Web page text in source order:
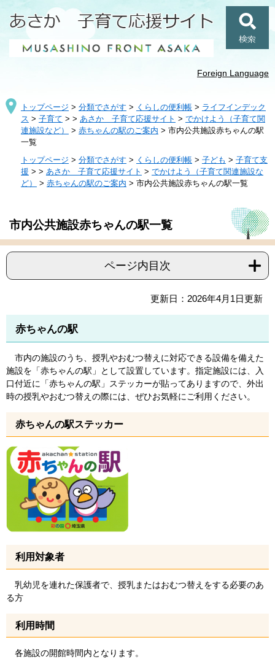
。
て
Foreign Language
トップページ > 分類でさがす > くらしの便利帳 > ライフインデック
ス > 子育て > > あさか 子育て応援サイト > でかけよう（子育て関
連施設など）
> 赤ちゃんの駅のご案内 > 市内公共施設赤ちゃんの駅
一覧
トップページ > 分類でさがす > くらしの便利帳 > 子ども > 子育て支
援 > > あさか 子育て応援サイト > でかけよう（子育て関連施設な
ど）
> 赤ちゃんの駅のご案内 > 市内公共施設赤ちゃんの駅一覧
市内公共施設赤ちゃんの駅一覧
ページ内目次
更新日：2026年4月1日更新
赤ちゃんの駅
市内の施設のうち、授乳やおむつ替えに対応できる設備を備えた
施設を「赤ちゃんの駅」として設置しています。指定施設には、入
口付近に「赤ちゃんの駅」ステッカーが貼ってありますので、外出
時の授乳やおむつ替えの際には、ぜひお気軽にご利用ください。
赤ちゃんの駅ステッカー
利用対象者
乳幼児を連れた保護者で、授乳またはおむつ替えをする必要のあ
る方
利用時間
各施設の開館時間内となります。